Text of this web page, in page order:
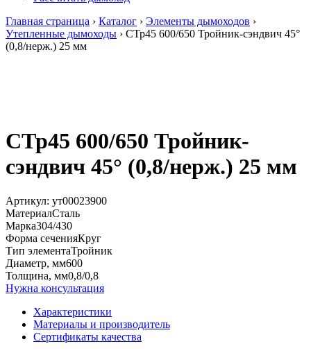
Главная страница › Каталог › Элементы дымоходов ›
Утепленные дымоходы › СТр45 600/650 Тройник-сэндвич 45°
(0,8/нерж.) 25 мм
СТр45 600/650 Тройник-
сэндвич 45° (0,8/нерж.) 25 мм
Артикул: ут00023900
МатериалСталь
Марка304/430
Форма сеченияКруг
Тип элементаТройник
Диаметр, мм600
Толщина, мм0,8/0,8
Нужна консультация
Характеристики
Материалы и производитель
Сертификаты качества